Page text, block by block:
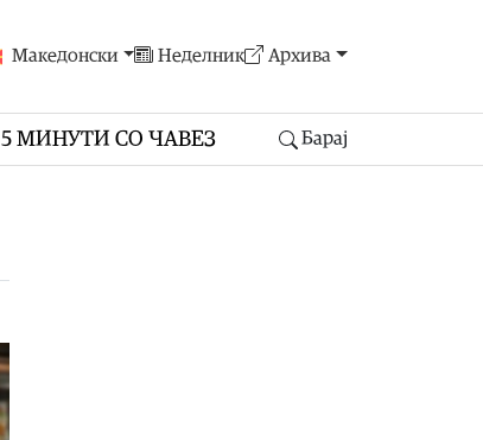
Македонски Неделник Архива
5 МИНУТИ СО ЧАВЕЗ Барај